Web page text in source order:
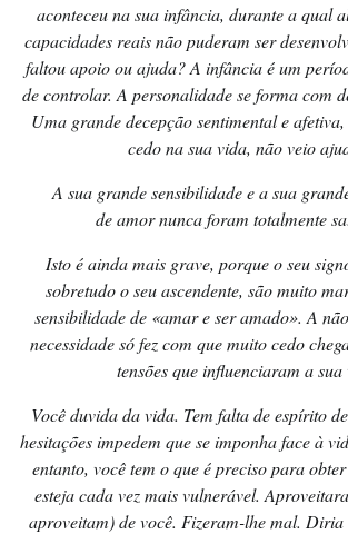
aconteceu na sua infância, durante a qual
capacidades reais não puderam ser
faltou apoio ou ajuda? A infância é um
de controlar. A personalidade se forma com
Uma grande decepção sentimental e
cedo na sua vida, não veio
A sua grande sensibilidade e a sua
de amor nunca foram totalmente
Isto é ainda mais grave, porque o seu
sobretudo o seu ascendente, são muito
sensibilidade de «amar e ser amado». A
necessidade só fez com que muito cedo
tensões que influenciaram a sua
Você duvida da vida. Tem falta de espírito
hesitações impedem que se imponha face à
entanto, você tem o que é preciso para
esteja cada vez mais vulnerável.
aproveitam) de você. Fizeram-lhe mal. Diria